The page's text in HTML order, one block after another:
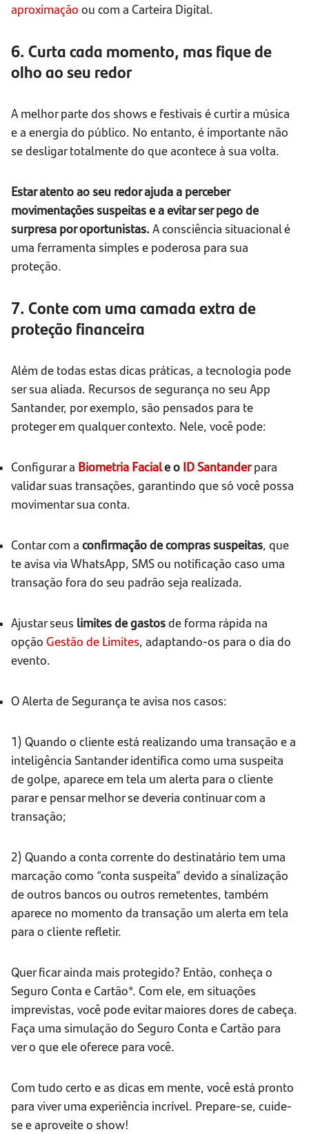
aproximação ou com a Carteira Digital.
6. Curta cada momento, mas fique de
olho ao seu redor
A melhor parte dos shows e festivais é curtir a música
e a energia do público. No entanto, é importante não
se desligar totalmente do que acontece à sua volta.
Estar atento ao seu redor ajuda a perceber
movimentações suspeitas e a evitar ser pego de
surpresa por oportunistas. A consciência situacional é
uma ferramenta simples e poderosa para sua
proteção.
7. Conte com uma camada extra de
proteção financeira
Além de todas estas dicas práticas, a tecnologia pode
ser sua aliada. Recursos de segurança no seu App
Santander, por exemplo, são pensados para te
proteger em qualquer contexto. Nele, você pode:
Configurar a Biometria Faciale o ID Santanderpara
validar suas transações, garantindo que só você possa
movimentar sua conta.
Contar com a confirmação de compras suspeitas, que
te avisa via WhatsApp, SMS ou notificação caso uma
transação fora do seu padrão seja realizada.
Ajustar seus limites de gastosde forma rápida na
opção Gestão de Limites, adaptando-os para o dia do
evento.
O Alerta de Segurança te avisa nos casos:
1) Quando o cliente está realizando uma transação e a
inteligência Santander identifica como uma suspeita
de golpe, aparece em tela um alerta para o cliente
parar e pensar melhor se deveria continuar com a
transação;
2) Quando a conta corrente do destinatário tem uma
marcação como “conta suspeita” devido a sinalização
de outros bancos ou outros remetentes, também
aparece no momento da transação um alerta em tela
para o cliente refletir.
Quer ficar ainda mais protegido? Então, conheça o
Seguro Conta e Cartão*. Com ele, em situações
imprevistas, você pode evitar maiores dores de cabeça.
Faça uma simulação do Seguro Conta e Cartão para
ver o que ele oferece para você.
Com tudo certo e as dicas em mente, você está pronto
para viver uma experiência incrível. Prepare-se, cuide-
se e aproveite o show!